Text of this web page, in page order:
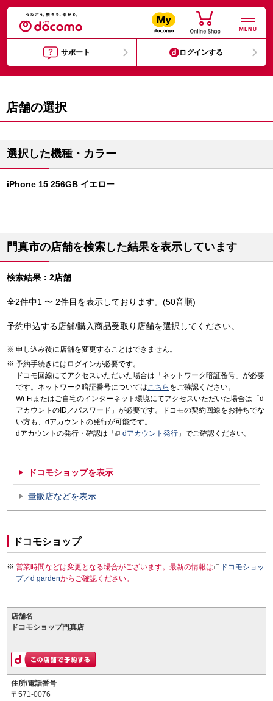
MENU
サポート ログインする
店舗の選択
選択した機種・カラー
iPhone 15 256GB イエロー
門真市の店舗を検索した結果を表示しています
検索結果：2店舗
全2件中1 〜 2件目を表示しております。(50音順)
予約申込する店舗/購入商品受取り店舗を選択してください。
申し込み後に店舗を変更することはできません。
予約手続きにはログインが必要です。
ドコモ回線にてアクセスいただいた場合は「ネットワーク暗証番号」が必要
です。ネットワーク暗証番号についてはこちら をご確認ください。
Wi-Fiまたはご自宅のインターネット環境にてアクセスいただいた場合は「d
アカウントのID／パスワード」が必要です。ドコモの契約回線をお持ちでな
い方も、dアカウントの発行が可能です。
dアカウントの発行・確認は「
dアカウント発行 」でご確認ください。
ドコモショップを表示
量販店などを表示
ドコモショップ
営業時間などは変更となる場合がございます。最新の情報は
ドコモショッ
プ／d gardenからご確認ください。
店舗名
ドコモショップ門真店
住所/電話番号
〒571-0076